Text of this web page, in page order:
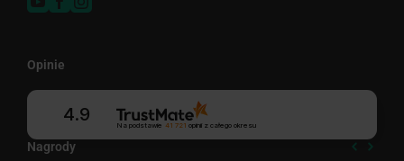
Nagrody
Opinie
4.9
Na podstawie 41 721 opinii z całego okresu